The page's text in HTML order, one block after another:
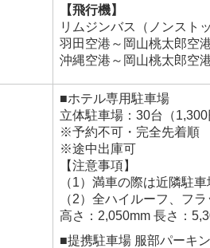
【飛行機】
リムジンバス（ノンスト
羽田空港～岡山桃太郎空
沖縄空港～岡山桃太郎空
■ホテル専用駐車場
立体駐車場：30台（
※予約不可・完全先着順
※途中出庫可
【注意事項】
（1）満車の際は近隣駐
（2）全ハイルーフ、フ
高さ：2,050mm 長さ：
■提携駐車場 服部パーキ